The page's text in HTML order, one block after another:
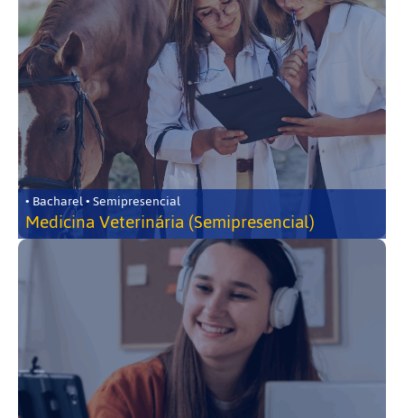
• Bacharel • Semipresencial
Medicina Veterinária (Semipresencial)